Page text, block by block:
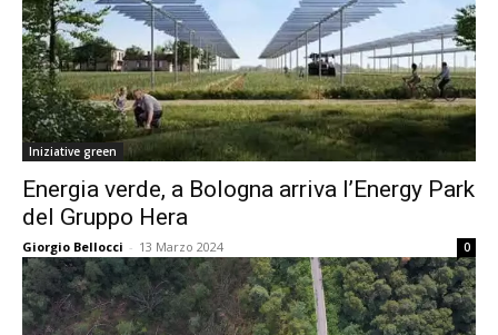
Iniziative green
Energia verde, a Bologna arriva l’Energy Park
del Gruppo Hera
Giorgio Bellocci - 13 Marzo 2024 0